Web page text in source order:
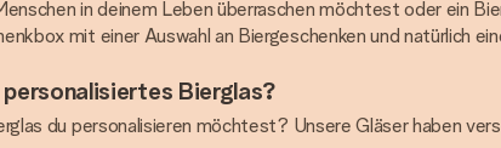
in deinem Leben überraschen möchtest oder ein
mit einer Auswahl an Biergeschenken und natürlich
Bierglas?
du personalisieren möchtest? Unsere Gläser haben